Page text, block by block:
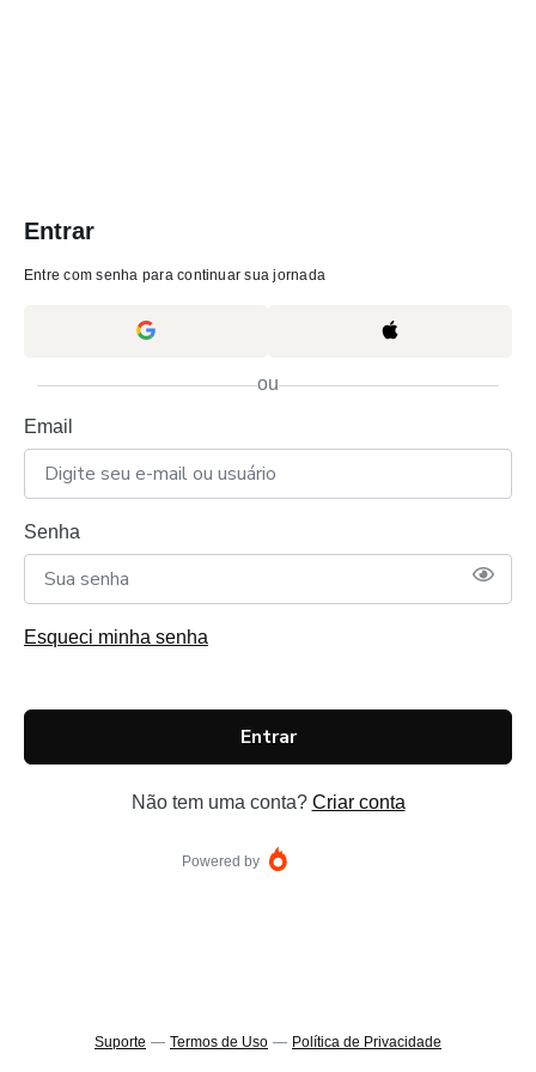
Entrar
Entre com senha para continuar sua jornada
ou
Email
Senha
Esqueci minha senha
Entrar
Não tem uma conta? Criar conta
Powered by
Suporte — Termos de Uso — Política de Privacidade